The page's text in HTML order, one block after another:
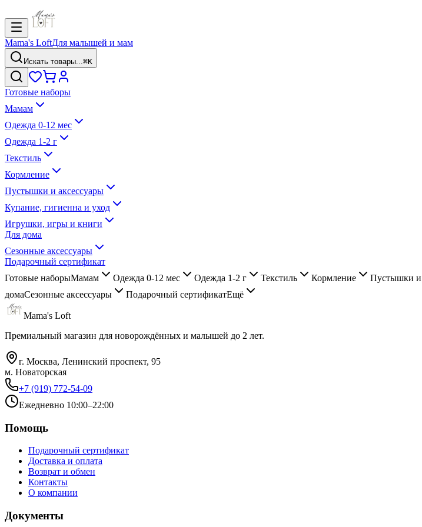
Mama's LoftДля малышей и мам
Искать товары...⌘K
Готовые наборы
Мамам
Одежда 0-12 мес
Одежда 1-2 г
Текстиль
Кормление
Пустышки и аксессуары
Купание, гигиенна и уход
Игрушки, игры и книги
Для дома
Сезонные аксессуары
Подарочный сертификат
Готовые наборыМамам Одежда 0-12 мес Одежда 1-2 г Текстиль Кормление Пустышки и
домаСезонные аксессуары Подарочный сертификатЕщё
Mama's Loft
Премиальный магазин для новорождённых и малышей до 2 лет.
г. Москва, Ленинский проспект, 95
м. Новаторская
+7 (919) 772-54-09
Ежедневно 10:00–22:00
Помощь
Подарочный сертификат
Доставка и оплата
Возврат и обмен
Контакты
О компании
Документы